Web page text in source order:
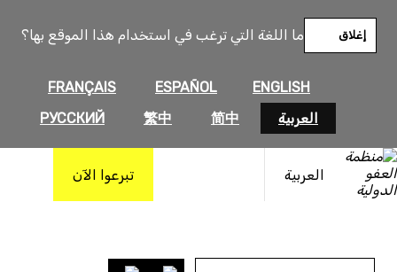
ما اللغة التي ترغب في استخدام هذا الموقع بها؟
ENGLISH
ESPAÑOL
FRANÇAIS
العربية
简中
繁中
РУССКИЙ
إغلاق
العربية تبرعوا الآن
المحتوى